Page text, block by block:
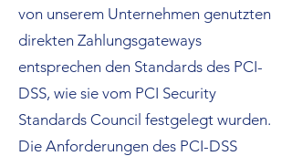
von unserem Unternehmen genutzten
direkten Zahlungsgateways
entsprechen den Standards des PCI-
DSS, wie sie vom PCI Security
Standards Council festgelegt wurden.
Die Anforderungen des PCI-DSS